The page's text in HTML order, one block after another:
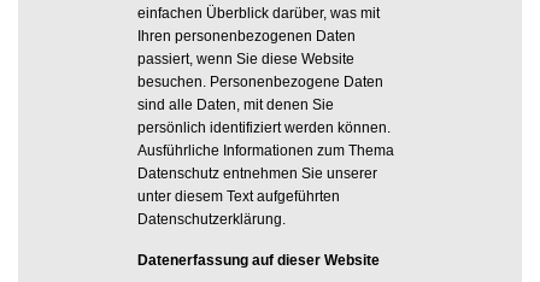
einfachen Überblick darüber, was mit
Ihren personenbezogenen Daten
passiert, wenn Sie diese Website
besuchen. Personenbezogene Daten
sind alle Daten, mit denen Sie
persönlich identifiziert werden können.
Ausführliche Informationen zum Thema
Datenschutz entnehmen Sie unserer
unter diesem Text aufgeführten
Datenschutzerklärung.
Datenerfassung auf dieser Website